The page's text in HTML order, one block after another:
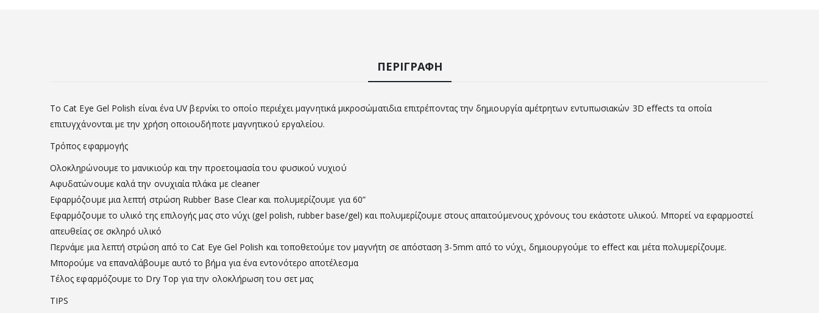
ΠΕΡΙΓΡΑΦΉ
Το Cat Eye Gel Polish είναι ένα UV βερνίκι το οποίο περιέχει μαγνητικά μικροσώματιδια επιτρέποντας την δημιουργία αμέτρητων εντυπωσιακών 3D effects τα οποία
επιτυγχάνονται με την χρήση οποιουδήποτε μαγνητικού εργαλείου.
Τρόπος εφαρμογής
Ολοκληρώνουμε το μανικιούρ και την προετοιμασία του φυσικού νυχιού
Αφυδατώνουμε καλά την ονυχιαία πλάκα με cleaner
Εφαρμόζουμε μια λεπτή στρώση Rubber Base Clear και πολυμερίζουμε για 60”
Εφαρμόζουμε το υλικό της επιλογής μας στο νύχι (gel polish, rubber base/gel) και πολυμερίζουμε στους απαιτούμενους χρόνους του εκάστοτε υλικού. Μπορεί να εφαρμοστεί
απευθείας σε σκληρό υλικό
Περνάμε μια λεπτή στρώση από το Cat Eye Gel Polish και τοποθετούμε τον μαγνήτη σε απόσταση 3-5mm από το νύχι, δημιουργούμε το effect και μέτα πολυμερίζουμε.
Μπορούμε να επαναλάβουμε αυτό το βήμα για ένα εντονότερο αποτέλεσμα
Τέλος εφαρμόζουμε το Dry Top για την ολοκλήρωση του σετ μας
TIPS